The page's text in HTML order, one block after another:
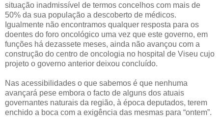
situação inadmissível de termos concelhos com mais de
50% da sua população a descoberto de médicos.
Igualmente não encontramos qualquer resposta para os
doentes do foro oncológico uma vez que este governo, em
funções há dezassete meses, ainda não avançou com a
construção do centro de oncologia no hospital de Viseu cujo
projeto o governo anterior deixou concluído.
Nas acessibilidades o que sabemos é que nenhuma
avançará pese embora o facto de alguns dos atuais
governantes naturais da região, à época deputados, terem
enchido a boca com a exigência das mesmas para “ontem”.